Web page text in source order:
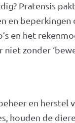
Pratensis
en
en het
zonder
en
houden de